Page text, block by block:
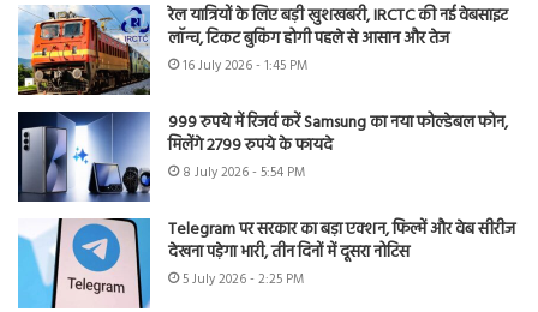
रेल यात्रियों के लिए बड़ी खुशखबरी, IRCTC की नई वेबसाइट
लॉन्च, टिकट बुकिंग होगी पहले से आसान और तेज
16 July 2026 - 1:45 PM
999 रुपये में रिजर्व करें Samsung का नया फोल्डेबल फोन,
मिलेंगे 2799 रुपये के फायदे
8 July 2026 - 5:54 PM
Telegram पर सरकार का बड़ा एक्शन, फिल्में और वेब सीरीज
देखना पड़ेगा भारी, तीन दिनों में दूसरा नोटिस
5 July 2026 - 2:25 PM